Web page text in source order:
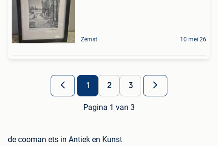
Zemst 10 mei 26
1 2 3
Pagina 1 van 3
de cooman ets in Antiek en Kunst